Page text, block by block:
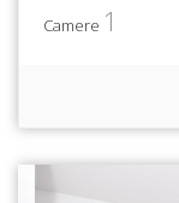
Camere 1